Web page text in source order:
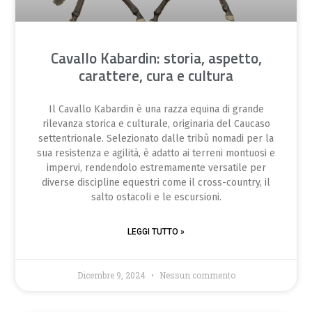
Cavallo Kabardin: storia, aspetto,
carattere, cura e cultura
Il Cavallo Kabardin è una razza equina di grande
rilevanza storica e culturale, originaria del Caucaso
settentrionale. Selezionato dalle tribù nomadi per la
sua resistenza e agilità, è adatto ai terreni montuosi e
impervi, rendendolo estremamente versatile per
diverse discipline equestri come il cross-country, il
salto ostacoli e le escursioni.
LEGGI TUTTO »
Dicembre 9, 2024 Nessun commento